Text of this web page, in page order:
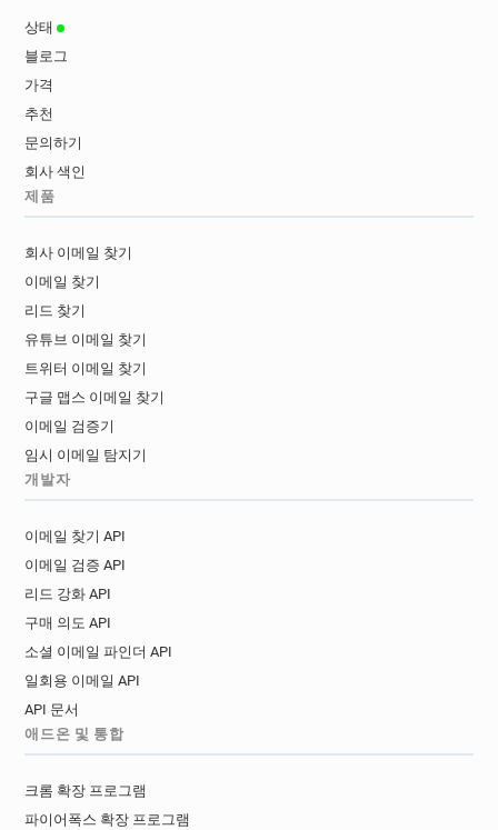
상태
블로그
가격
추천
문의하기
회사 색인
제품
회사 이메일 찾기
이메일 찾기
리드 찾기
유튜브 이메일 찾기
트위터 이메일 찾기
구글 맵스 이메일 찾기
이메일 검증기
임시 이메일 탐지기
개발자
이메일 찾기 API
이메일 검증 API
리드 강화 API
구매 의도 API
소셜 이메일 파인더 API
일회용 이메일 API
API 문서
애드온 및 통합
크롬 확장 프로그램
파이어폭스 확장 프로그램